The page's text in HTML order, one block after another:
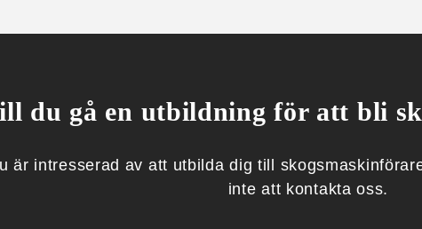
du gå en utbildning för att bli
är intresserad av att utbilda dig till
inte att kontakta oss.